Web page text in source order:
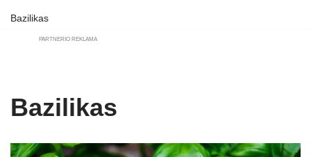
Bazilikas
PARTNERIO REKLAMA
Bazilikas